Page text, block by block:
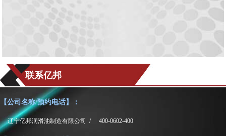
联系亿邦
【公司名称/预约电话】：
辽宁亿邦润滑油制造有限公司 / 400-0602-400